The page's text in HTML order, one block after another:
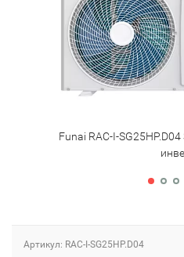
Funai RAC-I-
Артикул: RAC-I-SG25HP.D04